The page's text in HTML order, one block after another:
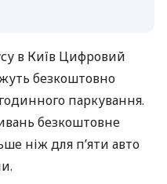
в Київ Цифровий
безкоштовно
паркування.
безкоштовне
ніж для п’яти авто